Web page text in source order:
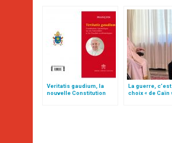
Veritatis gaudium, la
nouvelle Constitution
La guerre,
choix « de Caïn